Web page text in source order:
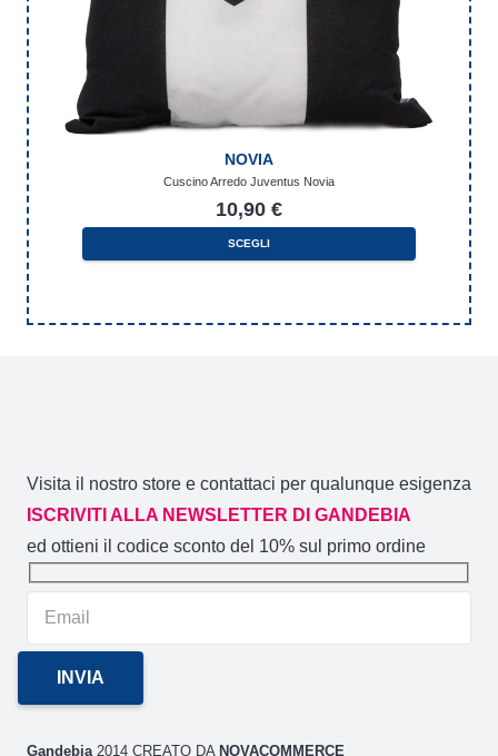
NOVIA
Cuscino Arredo Juventus Novia
10,90 €
SCEGLI
Visita il nostro store e contattaci per qualunque esigenza
ISCRIVITI ALLA NEWSLETTER DI GANDEBIA
ed ottieni il codice sconto del 10% sul primo ordine
Gandebia 2014 CREATO DA NOVACOMMERCE